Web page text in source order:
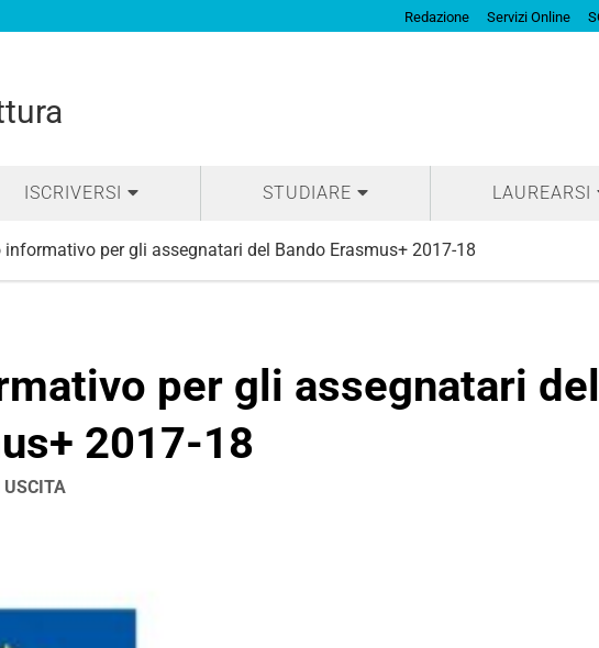
Redazione Servizi Online
ISCRIVERSI STUDIARE LAUREARSI
informativo per gli assegnatari del Bando Erasmus+ 2017-18
per gli assegnatari del
2017-18
USCITA